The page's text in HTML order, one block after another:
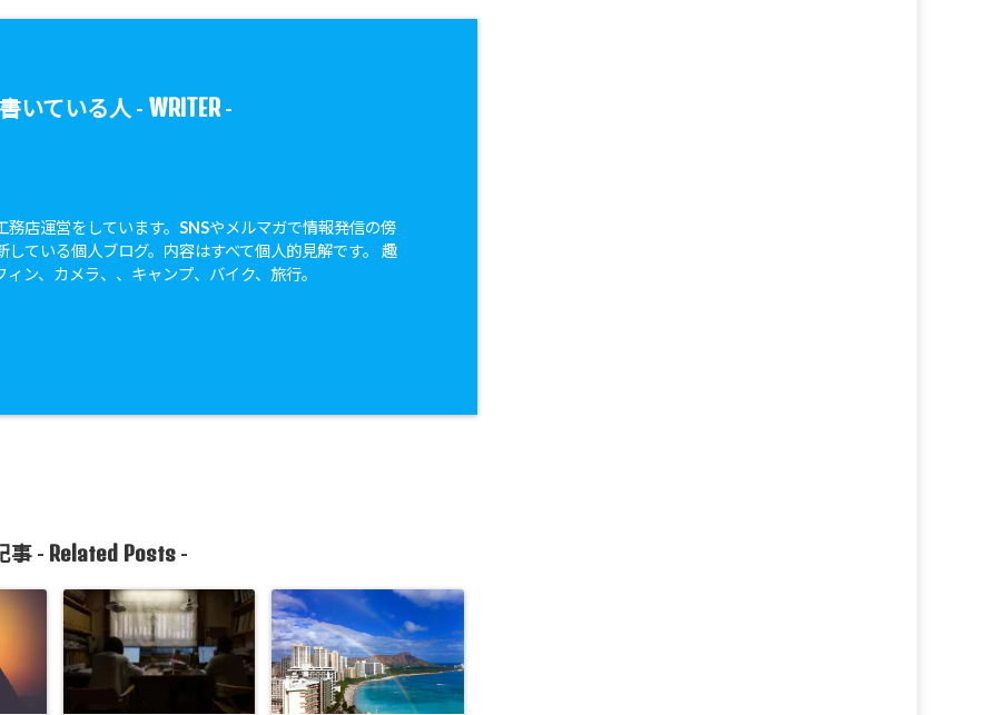
いている人 - WRITER-
務店運営をしています。SNSやメルマガで情報発信の傍
している個人ブログ。内容はすべて個人的見解です。 趣
ィン、カメラ、、キャンプ、バイク、旅行。
事 - Related Posts-